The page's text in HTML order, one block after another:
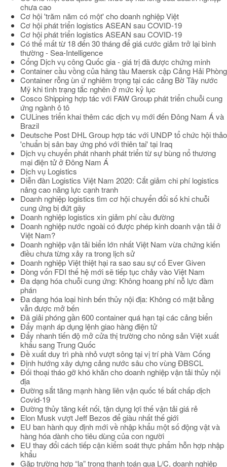
chưa cao
Cơ hội 'trăm năm có một' cho doanh nghiệp Việt
Cơ hội phát triển logistics ASEAN sau COVID-19
Cơ hội phát triển logistics ASEAN sau COVID-19
Có thể mất từ 18 đến 30 tháng để giá cước giảm trở lại bình
thường - Sea-Intelligence
Cổng Dịch vụ công Quốc gia - giá trị đã được chứng minh
Container cầu vồng của hãng tàu Maersk cập Cảng Hải Phòng
Container rỗng ùn ứ nghiêm trọng tại các cảng Bờ Tây nước
Mỹ khi tình trạng tắc nghẽn ở mức kỷ lục
Cosco Shipping hợp tác với FAW Group phát triển chuỗi cung
ứng ngành ô tô
CULines triển khai thêm các dịch vụ mới đến Đông Nam Á và
Brazil
Deutsche Post DHL Group hợp tác với UNDP tổ chức hội thảo
'chuẩn bị sân bay ứng phó với thiên tai' tại Iraq
Dịch vụ chuyển phát nhanh phát triển từ sự bùng nổ thương
mại điện tử ở Đông Nam Á
Dịch vụ Logistics
Diễn đàn Logistics Việt Nam 2020: Cắt giảm chi phí logistics
nâng cao năng lực cạnh tranh
Doanh nghiệp logistics tìm cơ hội chuyển đổi số khi chuỗi
cung ứng bị đứt gãy
Doanh nghiệp logistics xin giảm phí cầu đường
Doanh nghiệp nước ngoài có được phép kinh doanh vận tải ở
Việt Nam?
Doanh nghiệp vận tải biển lớn nhất Việt Nam vừa chứng kiến
điều chưa từng xảy ra trong lịch sử
Doanh nghiệp Việt thiệt hại ra sao sau sự cố Ever Given
Dòng vốn FDI thế hệ mới sẽ tiếp tục chảy vào Việt Nam
Đa dạng hóa chuỗi cung ứng: Không hoang phí nỗ lực đàm
phán
Đa dạng hóa loại hình bến thủy nội địa: Không có mặt bằng
vẫn được mở bến
Đã giải phóng gần 600 container quá hạn tại các cảng biển
Đẩy mạnh áp dụng lệnh giao hàng điện tử
Đẩy nhanh tiến độ mở cửa thị trường cho nông sản Việt xuất
khẩu sang Trung Quốc
Đề xuất duy trì phà nhỏ vượt sông tại vị trí phà Vàm Cống
Định hướng xây dựng cảng nước sâu cho vùng ĐBSCL
Đối thoại tháo gỡ khó khăn cho doanh nghiệp vận tải thủy nội
địa
Đường sắt tăng mạnh hàng liên vận quốc tế bất chấp dịch
Covid-19
Đường thủy tăng kết nối, tận dụng lợi thế vận tải giá rẻ
Elon Musk vượt Jeff Bezos để giàu nhất thế giới
EU ban hành quy định mới về nhập khẩu một số động vật và
hàng hóa dành cho tiêu dùng của con người
EU thay đổi cách tiếp cận kiểm soát thực phẩm hỗn hợp nhập
khẩu
Gặp trường hợp “lạ” trong thanh toán qua L/C, doanh nghiệp